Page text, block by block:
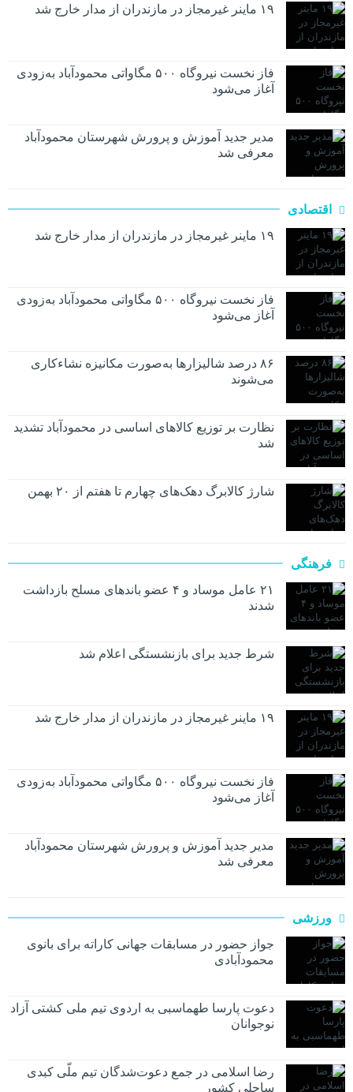
۱۹ ماینر غیرمجاز در مازندران از مدار خارج شد
فاز نخست نیروگاه ۵۰۰ مگاواتی محمودآباد به‌زودی
آغاز می‌شود
مدیر جدید آموزش و پرورش شهرستان محمودآباد
معرفی شد
اقتصادی
۱۹ ماینر غیرمجاز در مازندران از مدار خارج شد
فاز نخست نیروگاه ۵۰۰ مگاواتی محمودآباد به‌زودی
آغاز می‌شود
۸۶ درصد شالیزارها به‌صورت مکانیزه نشاءکاری
می‌شوند
نظارت بر توزیع کالا‌های اساسی در محمودآباد تشدید
شد
شارژ کالابرگ دهک‌های چهارم تا هفتم از ۲۰ بهمن
فرهنگی
۲۱ عامل موساد و ۴ عضو باند‌های مسلح بازداشت
شدند
شرط جدید برای بازنشستگی اعلام شد
۱۹ ماینر غیرمجاز در مازندران از مدار خارج شد
فاز نخست نیروگاه ۵۰۰ مگاواتی محمودآباد به‌زودی
آغاز می‌شود
مدیر جدید آموزش و پرورش شهرستان محمودآباد
معرفی شد
ورزشی
جواز حضور در مسابقات جهانی کاراته برای بانوی
محمودآبادی
دعوت پارسا طهماسبی به اردوی تیم ملی کشتی آزاد
نوجوانان
رضا اسلامی در جمع دعوت‌شدگان تیم ملّی کبدی
ساحلی کشور